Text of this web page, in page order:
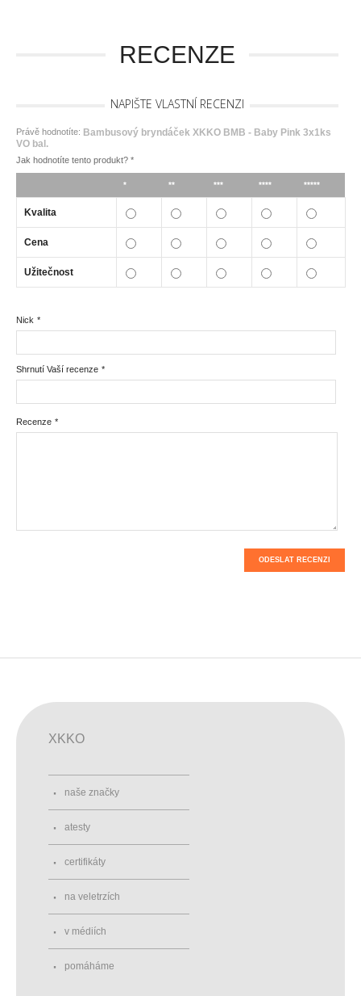
RECENZE
NAPIŠTE VLASTNÍ RECENZI
Právě hodnotíte: Bambusový bryndáček XKKO BMB - Baby Pink 3x1ks
VO bal.
Jak hodnotíte tento produkt? *
* ** *** **** *****
Kvalita
Cena
Užitečnost
*
Nick
*
Shrnutí Vaší recenze
*
Recenze
ODESLAT RECENZI
XKKO
naše značky
atesty
certifikáty
na veletrzích
v médiích
pomáháme